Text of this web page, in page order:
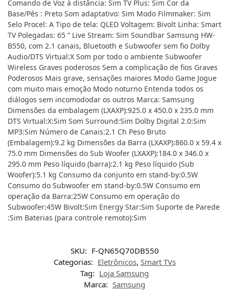
Comando de Voz à distância: Sim TV Plus: Sim Cor da
Base/Pés : Preto Som adaptativo: Sim Modo Filmmaker: Sim
Selo Procel: A Tipo de tela: QLED Voltagem: Bivolt Linha: Smart
TV Polegadas: 65 ” Live Stream: Sim Soundbar Samsung HW-
B550, com 2.1 canais, Bluetooth e Subwoofer sem fio Dolby
Audio/DTS Virtual:X Som por todo o ambiente Subwoofer
Wireless Graves poderosos Sem a complicação de fios Graves
Poderosos Mais grave, sensações maiores Modo Game Jogue
com muito mais emoção Modo noturno Entenda todos os
diálogos sem incomododar os outros Marca: Samsung
Dimensões da embalagem (LXAXP):925.0 x 450.0 x 235.0 mm
DTS Virtual:X:Sim Som Surround:Sim Dolby Digital 2.0:Sim
MP3:Sim Número de Canais:2.1 Ch Peso Bruto
(Embalagem):9.2 kg Dimensões da Barra (LXAXP):860.0 x 59.4 x
75.0 mm Dimensões do Sub Woofer (LXAXP):184.0 x 346.0 x
295.0 mm Peso líquido (barra):2.1 kg Peso líquido (Sub
Woofer):5.1 kg Consumo da conjunto em stand-by:0.5W
Consumo do Subwoofer em stand-by:0.5W Consumo em
operação da Barra:25W Consumo em operação do
Subwoofer:45W Bivolt:Sim Energy Star:Sim Suporte de Parede
:Sim Baterias (para controle remoto):Sim
SKU: F-QN65Q70DB550
Categorias: Eletrônicos, Smart TVs
Tag: Loja Samsung
Marca: Samsung